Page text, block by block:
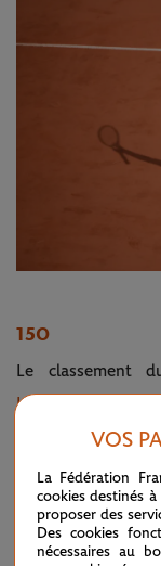
150
Le classement
Laaksonen
, issu
jour dans le
Agut
(n°11), 6/3,
incliné contre un
n'avait jamais
VOS
La Fédération
cookies destinés
proposer des
Des cookies
nécessaires au